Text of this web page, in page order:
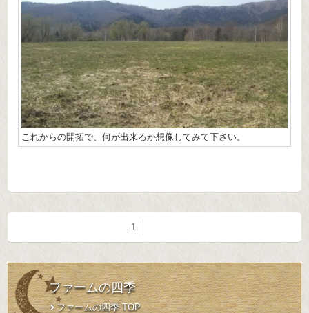
これからの開拓で、何が出来るか想像してみて下さい。
1
ファームの四季
ファームの四季 TOP